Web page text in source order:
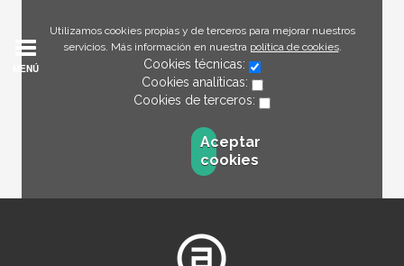
Utilizamos cookies propias y de terceros para mejorar nuestros
servicios. Más información en nuestra política de cookies.
Cookies técnicas:
Cookies analíticas:
Cookies de terceros:
Aceptar
cookies
MENÚ